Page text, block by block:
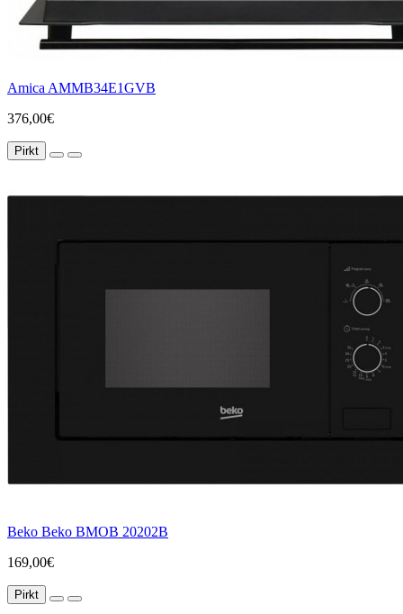
Amica AMMB34E1GVB
376,00€
Pirkt
Beko Beko BMOB 20202B
169,00€
Pirkt